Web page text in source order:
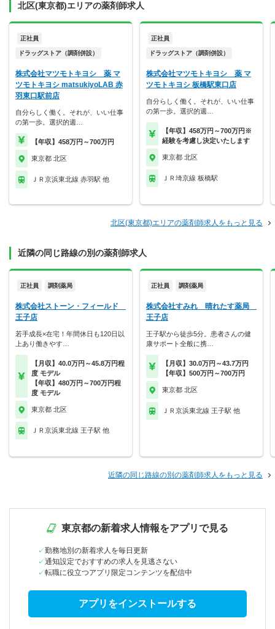
北区(東京都)エリアの薬剤師求人
正社員
ドラッグストア（調剤併設）
株式会社マツモトキヨシ 薬 マ
ツモトキヨシ matsukiyoLAB 赤
羽東口駅前店
自分らしく働く。それが、いい仕事
の第一歩。選択的週…
【年収】458万円～700万円
東京都 北区
ＪＲ京浜東北線 赤羽駅 他
正社員
ドラッグストア（調剤併設）
株式会社マツモトキヨシ 薬 マ
ツモトキヨシ 板橋駅東口店
自分らしく働く。それが、いい仕事
の第一歩。選択的週…
【年収】458万円～700万円※
経験を考慮し決定いたします
東京都 北区
ＪＲ埼京線 板橋駅
北区(東京都)エリアの薬剤師求人をもっと見る
近隣の同じ路線の別の薬剤師求人
正社員 調剤薬局
株式会社ストーン・フィールド
王子店
若手成長×在宅！年間休日も120日以
上あり働きやす…
【月収】40.0万円～45.8万円程
度 モデル
【年収】480万円～700万円程
度 モデル
東京都 北区
ＪＲ京浜東北線 王子駅 他
正社員 調剤薬局
株式会社すみれ 晴れたす薬局
王子店
王子駅から徒歩5分。患者さんの健
康サポート全般に携…
【月収】30.0万円～43.7万円
【年収】500万円～700万円
東京都 北区
ＪＲ京浜東北線 王子駅 他
近隣の同じ路線の別の薬剤師求人をもっと見る
東京都の新着求人情報をアプリで見る
勤務地別の新着求人を毎日更新
通知設定でおすすめの求人を見逃さない
転職に役立つアプリ限定コンテンツを配信中
アプリをインストールする